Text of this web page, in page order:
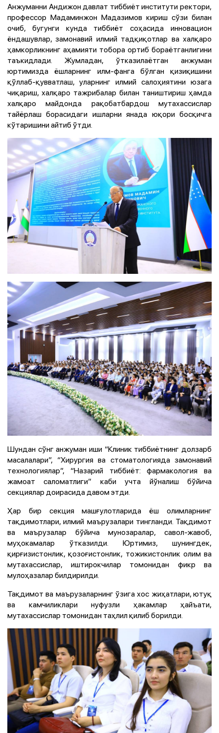
Анжуманни Андижон давлат тиббиёт институти ректори,
профессор Мадаминжон Мадазимов кириш сўзи билан
очиб, бугунги кунда тиббиёт соҳасида инновацион
ёндашувлар, замонавий илмий тадқиқотлар ва халқаро
ҳамкорликнинг аҳамияти тобора ортиб бораётганлигини
таъкидлади. Жумладан, ўтказилаётган анжуман
юртимизда ёшларнинг илм-фанга бўлган қизиқишини
қўллаб-қувватлаш, уларнинг илмий салоҳиятини юзага
чиқариш, халқаро тажрибалар билан таништириш ҳамда
халқаро майдонда рақобатбардош мутахассислар
тайёрлаш борасидаги ишларни янада юқори босқичга
кўтаришини айтиб ўтди.
Шундан сўнг анжуман иши “Клиник тиббиётнинг долзарб
масалалари”, “Хирургия ва стоматологияда замонавий
технологиялар”, “Назарий тиббиёт: фармакология ва
жамоат саломатлиги” каби учта йўналиш бўйича
секциялар доирасида давом этди.
Ҳар бир секция машғулотларида ёш олимларнинг
тақдимотлари, илмий маърузалари тингланди. Тақдимот
ва маърузалар бўйича мунозаралар, савол-жавоб,
муҳокамалар ўтказилди. Юртимиз, шунингдек,
қирғизистонлик, қозоғистонлик, тожикистонлик олим ва
мутахассислар, иштирокчилар томонидан фикр ва
мулоҳазалар билдирилди.
Тақдимот ва маърузаларнинг ўзига хос жиҳатлари, ютуқ
ва камчиликлари нуфузли ҳакамлар ҳайъати,
мутахассислар томонидан таҳлил қилиб борилди.